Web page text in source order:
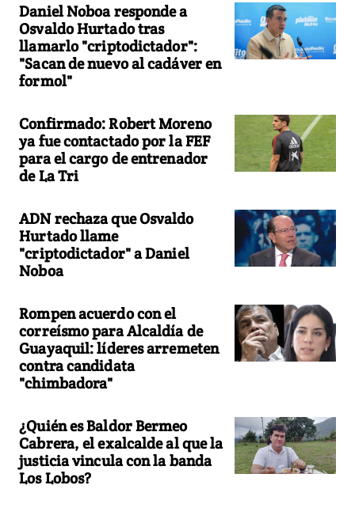
Daniel Noboa responde a
Osvaldo Hurtado tras
llamarlo "criptodictador":
"Sacan de nuevo al cadáver en
formol"
Confirmado: Robert Moreno
ya fue contactado por la FEF
para el cargo de entrenador
de La Tri
ADN rechaza que Osvaldo
Hurtado llame
"criptodictador" a Daniel
Noboa
Rompen acuerdo con el
correísmo para Alcaldía de
Guayaquil: líderes arremeten
contra candidata
"chimbadora"
¿Quién es Baldor Bermeo
Cabrera, el exalcalde al que la
justicia vincula con la banda
Los Lobos?